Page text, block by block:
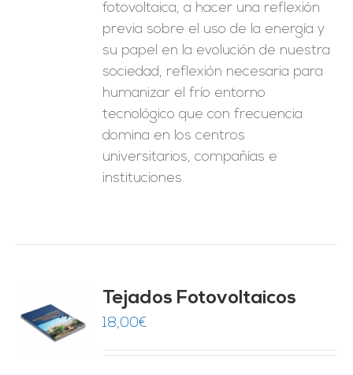
fotovoltaica, a hacer una reflexión
previa sobre el uso de la energía y
su papel en la evolución de nuestra
sociedad, reflexión necesaria para
humanizar el frío entorno
tecnológico que con frecuencia
domina en los centros
universitarios, compañías e
instituciones.
Tejados Fotovoltaicos
18,00€